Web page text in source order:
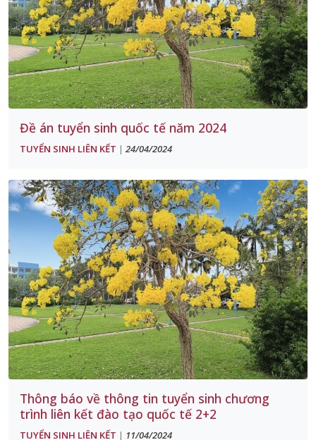
Đề án tuyển sinh quốc tế năm 2024
TUYỂN SINH LIÊN KẾT | 24/04/2024
Thông báo về thông tin tuyển sinh chương
trình liên kết đào tạo quốc tế 2+2
TUYỂN SINH LIÊN KẾT | 11/04/2024